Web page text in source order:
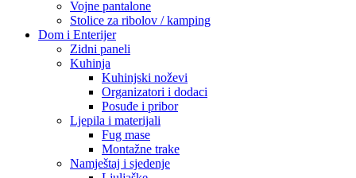
Vojne pantalone
Stolice za ribolov / kamping
Dom i Enterijer
Zidni paneli
Kuhinja
Kuhinjski noževi
Organizatori i dodaci
Posuđe i pribor
Ljepila i materijali
Fug mase
Montažne trake
Namještaj i sjedenje